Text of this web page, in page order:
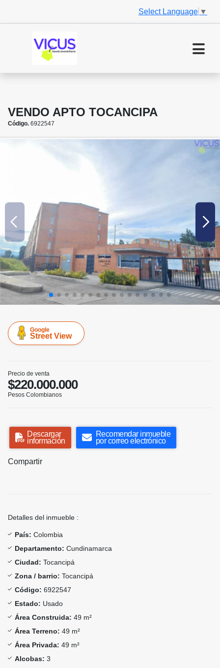
Select Language ▼
VENDO APTO TOCANCIPA
Código. 6922547
Google
Street View
Precio de venta
$220.000.000
Pesos Colombianos
Descargar
información
Recomendar inmueble
por correo electrónico
Compartir
Detalles del inmueble :
País: Colombia
Departamento: Cundinamarca
Ciudad: Tocancipá
Zona / barrio: Tocancipá
Código: 6922547
Estado: Usado
Área Construida: 49 m²
Área Terreno: 49 m²
Área Privada: 49 m²
Alcobas: 3